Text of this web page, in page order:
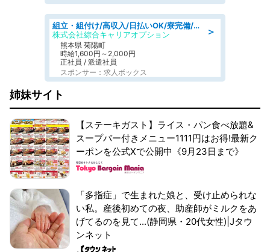
＞
組立・組付け/高収入/日払いOK/寮完備/交替制/20・30・40代活躍中
株式会社綜合キャリアオプション
熊本県 菊陽町
時給1,600円～2,000円
正社員 / 派遣社員
スポンサー：求人ボックス
姉妹サイト
【ステーキガスト】ライス・パン食べ放題&
スープバー付きメニュー1111円はお得!最新ク
ーポンを公式Xで公開中《9月23日まで》
「多指症」で生まれた娘と、受け止められな
い私。産後初めての夜、助産師がミルクをあ
げてるのを見て...(静岡県・20代女性)|Jタウ
ンネット